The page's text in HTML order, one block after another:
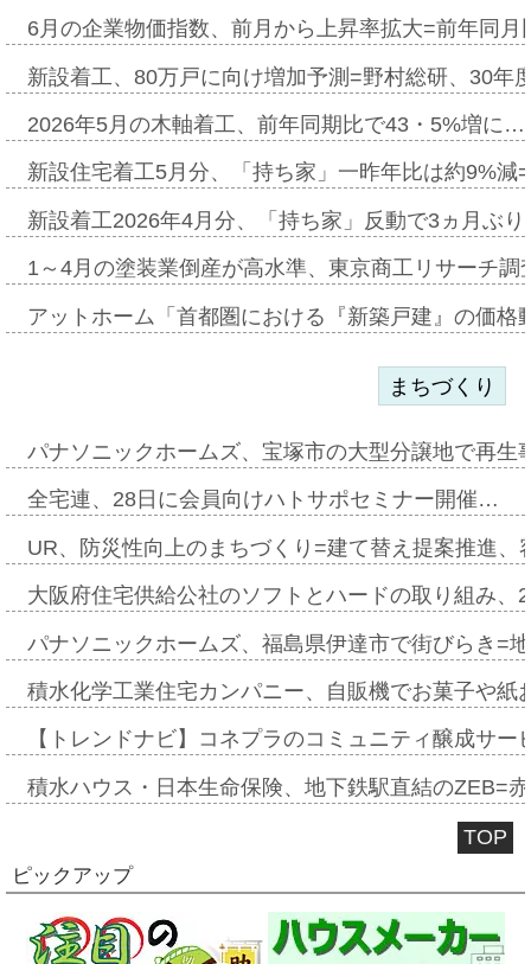
6月の企業物価指数、前月から上昇率拡大=前年同
新設着工、80万戸に向け増加予測=野村総研、30年
2026年5月の木軸着工、前年同期比で43・5%増に…
新設住宅着工5月分、「持ち家」一昨年比は約9%
新設着工2026年4月分、「持ち家」反動で3ヵ月ぶ
1～4月の塗装業倒産が高水準、東京商工リサーチ
アットホーム「首都圏における『新築戸建』の価
まちづくり
パナソニックホームズ、宝塚市の大型分譲地で再
全宅連、28日に会員向けハトサポセミナー開催…
UR、防災性向上のまちづくり=建て替え提案推進
大阪府住宅供給公社のソフトとハードの取り組み
パナソニックホームズ、福島県伊達市で街びらき=
積水化学工業住宅カンパニー、自販機でお菓子や
【トレンドナビ】コネプラのコミュニティ醸成サ
積水ハウス・日本生命保険、地下鉄駅直結のZEB=
TOP
ピックアップ